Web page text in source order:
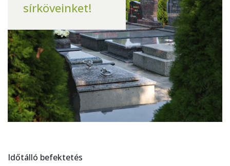
sírköveinket!
Időtálló befektetés